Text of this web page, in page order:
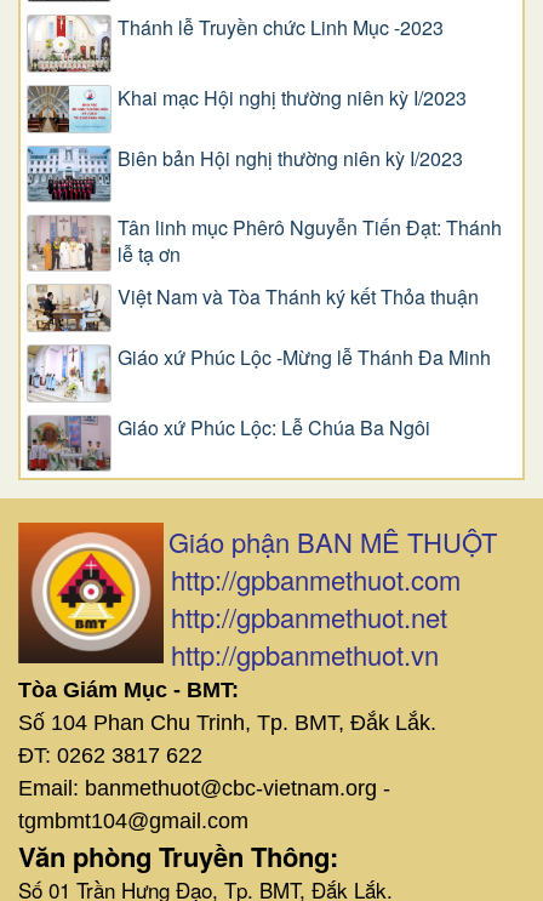
Thánh lễ Truyền chức Linh Mục -2023
Khai mạc Hội nghị thường niên kỳ I/2023
Biên bản Hội nghị thường niên kỳ I/2023
Tân linh mục Phêrô Nguyễn Tiến Đạt: Thánh
lễ tạ ơn
Việt Nam và Tòa Thánh ký kết Thỏa thuận
Giáo xứ Phúc Lộc -Mừng lễ Thánh Đa Minh
Giáo xứ Phúc Lộc: Lễ Chúa Ba Ngôi
Giáo phận BAN MÊ THUỘT
http://gpbanmethuot.com
http://gpbanmethuot.net
http://gpbanmethuot.vn
Tòa Giám Mục - BMT:
Số 104 Phan Chu Trinh, Tp. BMT, Đắk Lắk.
ĐT: 0262 3817 622
Email: banmethuot@cbc-vietnam.org -
tgmbmt104@gmail.com
Văn phòng Truyền Thông:
Số 01 Trần Hưng Đạo, Tp. BMT, Đắk Lắk.